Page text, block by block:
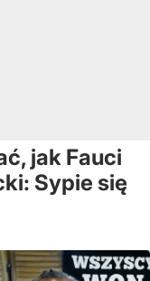
jak Fauci
Sypie się